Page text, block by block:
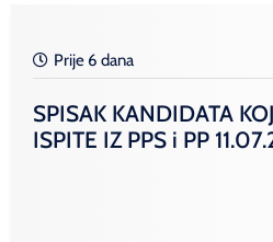
Prije 6 dana
SPISAK KANDIDATA
ISPITE IZ PPS i PP